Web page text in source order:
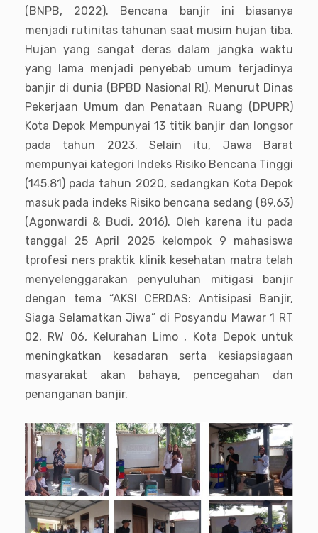
(BNPB, 2022). Bencana banjir ini biasanya
menjadi rutinitas tahunan saat musim hujan tiba.
Hujan yang sangat deras dalam jangka waktu
yang lama menjadi penyebab umum terjadinya
banjir di dunia (BPBD Nasional RI). Menurut Dinas
Pekerjaan Umum dan Penataan Ruang (DPUPR)
Kota Depok Mempunyai 13 titik banjir dan longsor
pada tahun 2023. Selain itu, Jawa Barat
mempunyai kategori Indeks Risiko Bencana Tinggi
(145.81) pada tahun 2020, sedangkan Kota Depok
masuk pada indeks Risiko bencana sedang (89,63)
(Agonwardi & Budi, 2016). Oleh karena itu pada
tanggal 25 April 2025 kelompok 9 mahasiswa
tprofesi ners praktik klinik kesehatan matra telah
menyelenggarakan penyuluhan mitigasi banjir
dengan tema “AKSI CERDAS: Antisipasi Banjir,
Siaga Selamatkan Jiwa” di Posyandu Mawar 1 RT
02, RW 06, Kelurahan Limo , Kota Depok untuk
meningkatkan kesadaran serta kesiapsiagaan
masyarakat akan bahaya, pencegahan dan
penanganan banjir.